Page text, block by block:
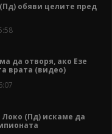
обяви целите пред
да отворя, ако Езе
врата (видео)
Локо (Пд) искаме да